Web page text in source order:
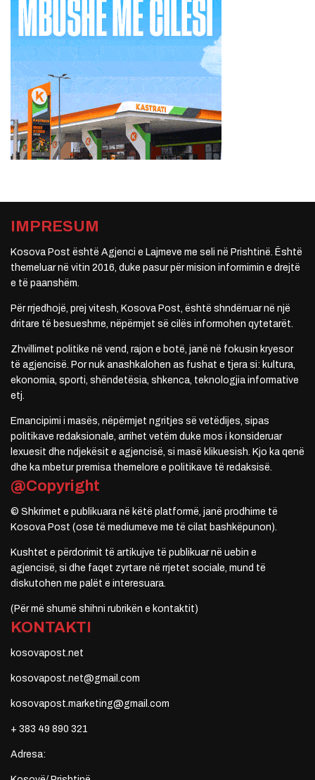
IMPRESUM
Kosova Post është Agjenci e Lajmeve me seli në Prishtinë. Është
themeluar në vitin 2016, duke pasur për mision informimin e drejtë
e të paanshëm.
Për rrjedhojë, prej vitesh, Kosova Post, është shndërruar në një
dritare të besueshme, nëpërmjet së cilës informohen qytetarët.
Zhvillimet politike në vend, rajon e botë, janë në fokusin kryesor
të agjencisë. Por nuk anashkalohen as fushat e tjera si: kultura,
ekonomia, sporti, shëndetësia, shkenca, teknologjia informative
etj.
Emancipimi i masës, nëpërmjet ngritjes së vetëdijes, sipas
politikave redaksionale, arrihet vetëm duke mos i konsideruar
lexuesit dhe ndjekësit e agjencisë, si masë klikuesish. Kjo ka qenë
dhe ka mbetur premisa themelore e politikave të redaksisë.
@Copyright
© Shkrimet e publikuara në këtë platformë, janë prodhime të
Kosova Post (ose të mediumeve me të cilat bashkëpunon).
Kushtet e përdorimit të artikujve të publikuar në uebin e
agjencisë, si dhe faqet zyrtare në rrjetet sociale, mund të
diskutohen me palët e interesuara.
(Për më shumë shihni rubrikën e kontaktit)
KONTAKTI
kosovapost.net
kosovapost.net@gmail.com
kosovapost.marketing@gmail.com
+ 383 49 890 321
Adresa: